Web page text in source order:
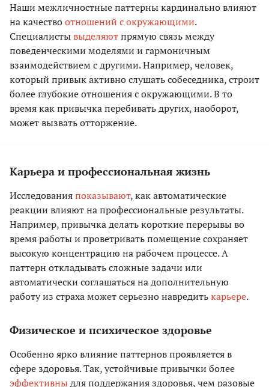
Наши межличностные паттерны кардинально влияют
на качествоотношений с окружающими.
Специалистывыделяютпрямую связь между
поведенческими моделями и гармоничным
взаимодействием с другими. Например, человек,
который привык активно слушать собеседника, строит
более глубокие отношения с окружающими. В то
время как привычка перебивать других, наоборот,
может вызвать отторжение.
Карьера и профессиональная жизнь
Исследованияпоказывают, как автоматические
реакции влияют на профессиональные результаты.
Например, привычка делать короткие перерывы во
время работы и проветривать помещение сохраняет
высокую концентрацию на рабочем процессе. А
паттерн откладывать сложные задачи или
автоматически соглашаться на дополнительную
работу из страха может серьезно навредитькарьере.
Физическое и психическое здоровье
Особенно ярко влияние паттернов проявляется в
сфере здоровья. Так, устойчивые привычки более
эффективныдля поддержания здоровья, чем разовые